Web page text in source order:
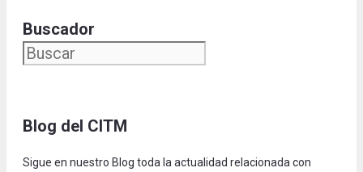
Buscador
Blog del CITM
Sigue en nuestro Blog toda la actualidad relacionada con